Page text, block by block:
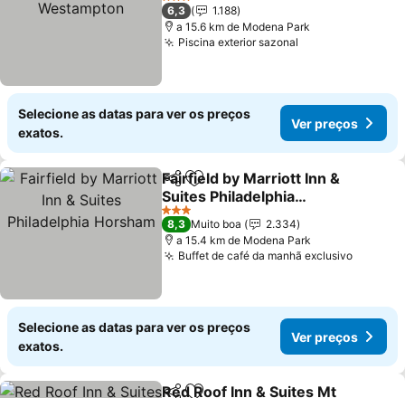
3 Estrelas
6,3
1.188
a 15.6 km de Modena Park
Piscina exterior sazonal
Selecione as datas para ver os preços
exatos.
Ver preços
PartilharAdicionar aos favoritos
Fairfield by Marriott Inn &
Suites Philadelphia
Horsham
Ver preços
3 Estrelas
8,3 Muito boa
2.334
a 15.4 km de Modena Park
Buffet de café da manhã exclusivoVer
Selecione as datas para ver os preços
exatos.
Ver preços
Red Roof Inn & Suites Mt